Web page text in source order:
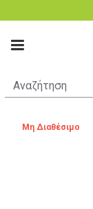
Μη Διαθέσιμο